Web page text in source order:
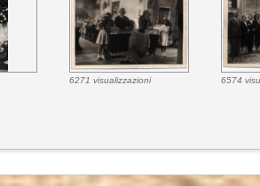
6271 visualizzazioni 6574